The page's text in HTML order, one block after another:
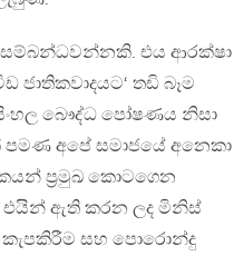
සම්බන්ධවන්නකි. එය ආරක්ෂා
ජාතිකවාදයට‘ තඩි බෑම
බෞද්ධ පෝෂණය නිසා
අපේ සමාජයේ අනෙකා
ප්‍රමුඛ කොටගෙන
එයින් ඇති කරන ලද මිනිස්
කැපකිරීම සහ පොරොන්දු